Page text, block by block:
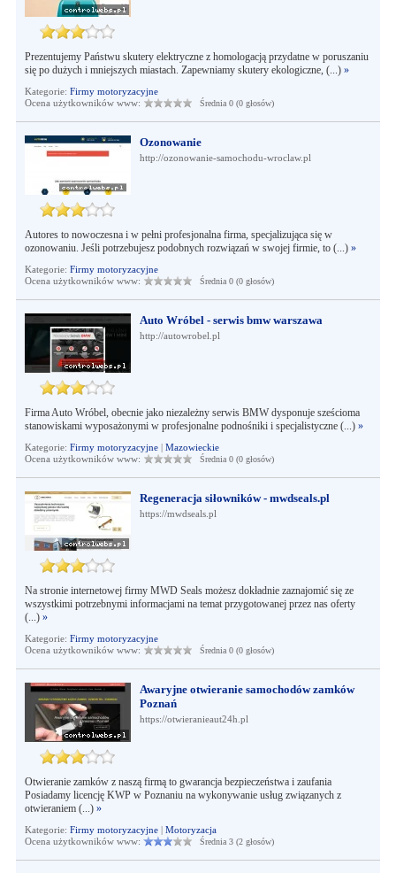
Prezentujemy Państwu skutery elektryczne z homologacją przydatne w poruszaniu
się po dużych i mniejszych miastach. Zapewniamy skutery ekologiczne, (...) »
Kategorie: Firmy motoryzacyjne
Ocena użytkowników www:
Średnia 0 (0 głosów)
Ozonowanie
http://ozonowanie-samochodu-wroclaw.pl
Autores to nowoczesna i w pełni profesjonalna firma, specjalizująca się w
ozonowaniu. Jeśli potrzebujesz podobnych rozwiązań w swojej firmie, to (...) »
Kategorie: Firmy motoryzacyjne
Ocena użytkowników www:
Średnia 0 (0 głosów)
Auto Wróbel - serwis bmw warszawa
http://autowrobel.pl
Firma Auto Wróbel, obecnie jako niezależny serwis BMW dysponuje sześcioma
stanowiskami wyposażonymi w profesjonalne podnośniki i specjalistyczne (...) »
Kategorie: Firmy motoryzacyjne| Mazowieckie
Ocena użytkowników www:
Średnia 0 (0 głosów)
Regeneracja siłowników - mwdseals.pl
https://mwdseals.pl
Na stronie internetowej firmy MWD Seals możesz dokładnie zaznajomić się ze
wszystkimi potrzebnymi informacjami na temat przygotowanej przez nas oferty
(...) »
Kategorie: Firmy motoryzacyjne
Ocena użytkowników www:
Średnia 0 (0 głosów)
Awaryjne otwieranie samochodów zamków
Poznań
https://otwieranieaut24h.pl
Otwieranie zamków z naszą firmą to gwarancja bezpieczeństwa i zaufania
Posiadamy licencję KWP w Poznaniu na wykonywanie usług związanych z
otwieraniem (...) »
Kategorie: Firmy motoryzacyjne| Motoryzacja
Ocena użytkowników www:
Średnia 3 (2 głosów)